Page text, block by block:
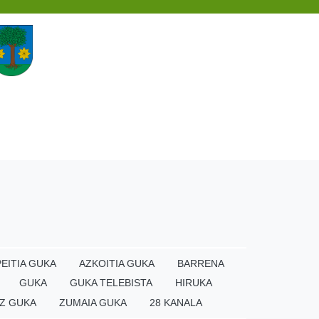
GUKA AZKOITIA GUKA
BARRENA
GUKA
GUKA TELEBISTA
HIRUKA
GUKA
ZUMAIA GUKA 28 KANALA